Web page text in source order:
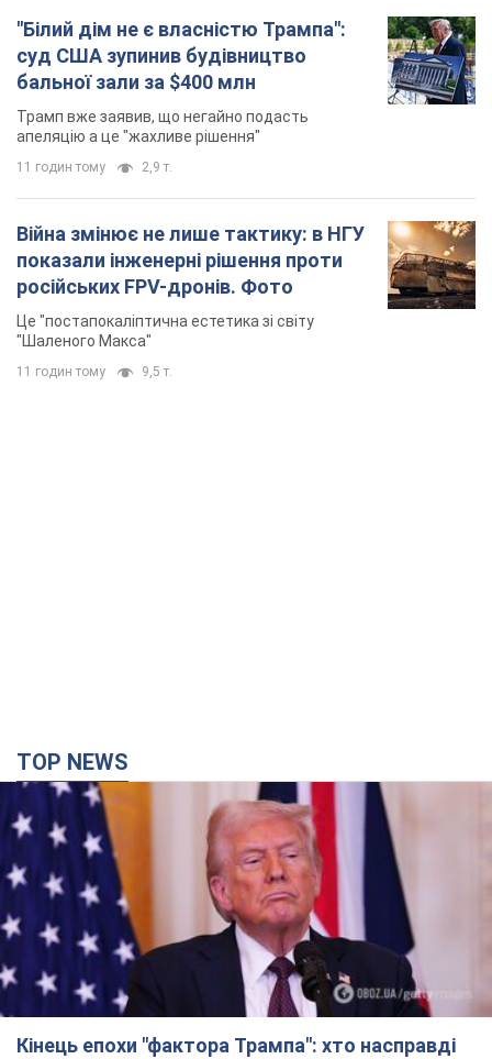
"Білий дім не є власністю Трампа":
суд США зупинив будівництво
бальної зали за $400 млн
Трамп вже заявив, що негайно подасть
апеляцію а це "жахливе рішення"
11 годин тому 2,9 т.
Війна змінює не лише тактику: в НГУ
показали інженерні рішення проти
російських FPV-дронів. Фото
Це "постапокаліптична естетика зі світу
"Шаленого Макса"
11 годин тому 9,5 т.
TOP NEWS
Кінець епохи "фактора Трампа": хто насправді